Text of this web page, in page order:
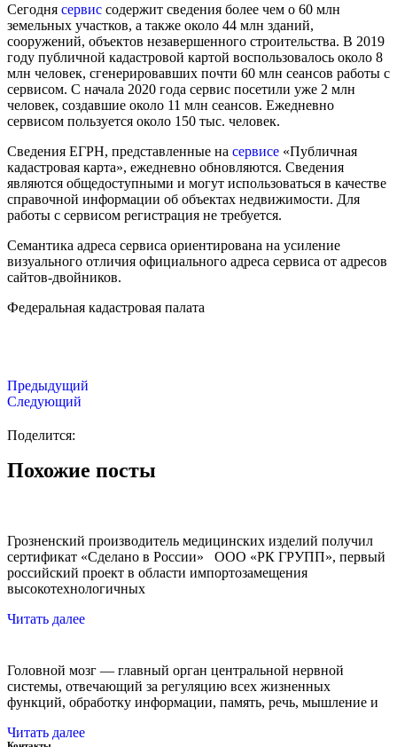
Сегодня сервис содержит сведения более чем о 60 млн
земельных участков, а также около 44 млн зданий,
сооружений, объектов незавершенного строительства. В 2019
году публичной кадастровой картой воспользовалось около 8
млн человек, сгенерировавших почти 60 млн сеансов работы с
сервисом. С начала 2020 года сервис посетили уже 2 млн
человек, создавшие около 11 млн сеансов. Ежедневно
сервисом пользуется около 150 тыс. человек.
Сведения ЕГРН, представленные на сервисе «Публичная
кадастровая карта», ежедневно обновляются. Сведения
являются общедоступными и могут использоваться в качестве
справочной информации об объектах недвижимости. Для
работы с сервисом регистрация не требуется.
Семантика адреса сервиса ориентирована на усиление
визуального отличия официального адреса сервиса от адресов
сайтов-двойников.
Федеральная кадастровая палата
Предыдущий
Следующий
Поделится:
Похожие посты
Грозненский производитель медицинских изделий получил
сертификат «Сделано в России» ООО «РК ГРУПП», первый
российский проект в области импортозамещения
высокотехнологичных
Читать далее
Головной мозг — главный орган центральной нервной
системы, отвечающий за регуляцию всех жизненных
функций, обработку информации, память, речь, мышление и
Читать далее
Контакты